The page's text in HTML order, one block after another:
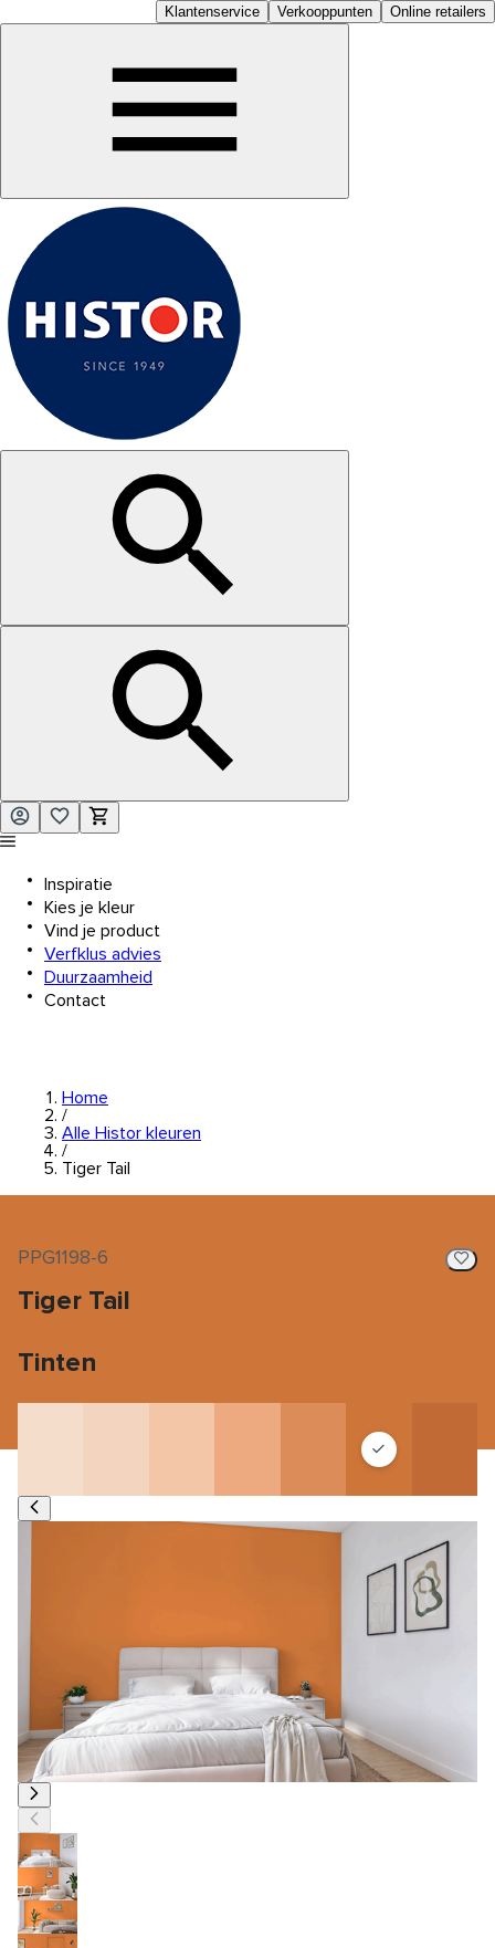
Klantenservice Verkooppunten Online retailers
Inspiratie
Kies je kleur
Vind je product
Verfklus advies
Duurzaamheid
Contact
Home
/
Alle Histor kleuren
/
Tiger Tail
PPG1198-6
Tiger Tail
Tinten